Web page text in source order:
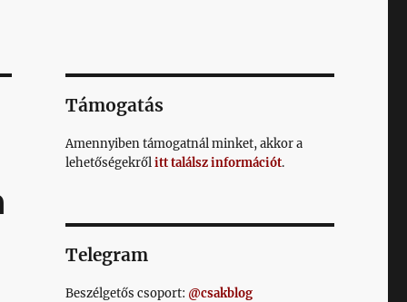
Támogatás
Amennyiben támogatnál minket, akkor a
lehetőségekrőlitt találsz információt.
Telegram
Beszélgetős csoport: @csakblog